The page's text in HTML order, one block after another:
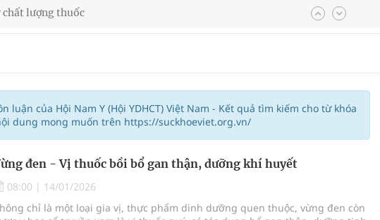
chất lượng thuốc
định kỳ, khám sàng lọc cho người dân
bẹn, mông cực hiệu quả
của chuyên gia
luận của Hội Nam Y (Hội YDHCT) Việt Nam - Kết quả tìm kiếm cho từ khóa
dung mong muốn trên https://suckhoeviet.org.vn/
đen - Vị thuốc bồi bổ gan thận, dưỡng khí huyết
08:00 | 14/01/2026
chỉ là một loại gia vị, thực phẩm dinh dưỡng quen thuộc, vừng đen còn